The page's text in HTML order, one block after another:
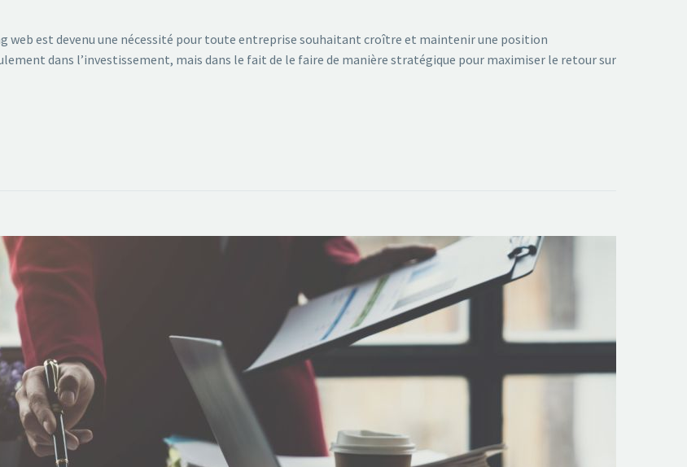
web est devenu une nécessité pour toute entreprise souhaitant croître et maintenir une position
dans l’investissement, mais dans le fait de le faire de manière stratégique pour maximiser le retour sur